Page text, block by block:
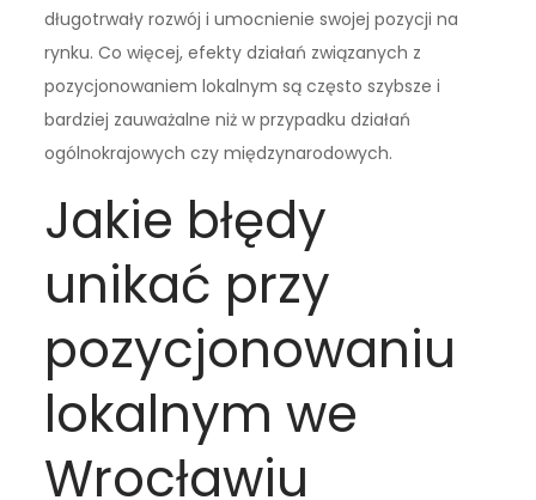
długotrwały rozwój i umocnienie swojej pozycji na
rynku. Co więcej, efekty działań związanych z
pozycjonowaniem lokalnym są często szybsze i
bardziej zauważalne niż w przypadku działań
ogólnokrajowych czy międzynarodowych.
Jakie błędy
unikać przy
pozycjonowaniu
lokalnym we
Wrocławiu